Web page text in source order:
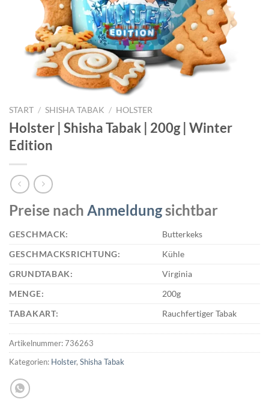
START / SHISHA TABAK / HOLSTER
Holster | Shisha Tabak | 200g | Winter
Edition
Preise nach Anmeldungsichtbar
GESCHMACK:
Butterkeks
GESCHMACKSRICHTUNG:
Kühle
GRUNDTABAK:
Virginia
MENGE:
200g
TABAKART:
Rauchfertiger Tabak
Artikelnummer:736263
Kategorien: Holster, Shisha Tabak